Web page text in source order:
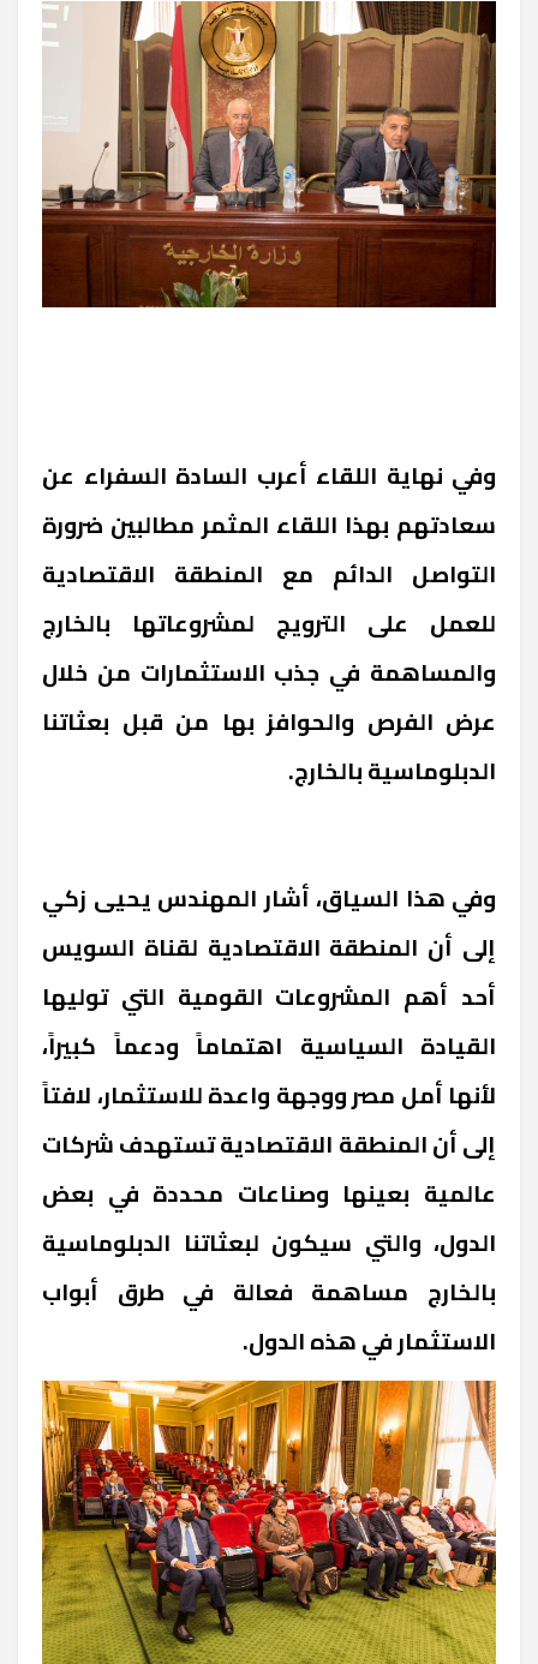
وفي نهاية اللقاء أعرب السادة السفراء عن
سعادتهم بهذا اللقاء المثمر مطالبين ضرورة
التواصل الدائم مع المنطقة الاقتصادية
للعمل على الترويج لمشروعاتها بالخارج
والمساهمة في جذب الاستثمارات من خلال
عرض الفرص والحوافز بها من قبل بعثاتنا
الدبلوماسية بالخارج.
وفي هذا السياق، أشار المهندس يحيى زكي
إلى أن المنطقة الاقتصادية لقناة السويس
أحد أهم المشروعات القومية التي توليها
القيادة السياسية اهتماماً ودعماً كبيراً،
لأنها أمل مصر ووجهة واعدة للاستثمار، لافتاً
إلى أن المنطقة الاقتصادية تستهدف شركات
عالمية بعينها وصناعات محددة في بعض
الدول، والتي سيكون لبعثاتنا الدبلوماسية
بالخارج مساهمة فعالة في طرق أبواب
الاستثمار في هذه الدول.